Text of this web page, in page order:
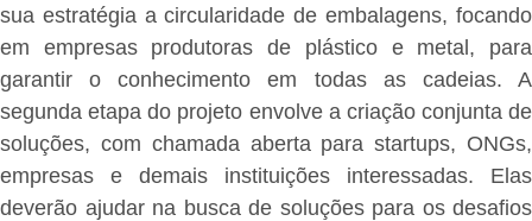
sua estratégia a circularidade de embalagens, focando
em empresas produtoras de plástico e metal, para
garantir o conhecimento em todas as cadeias. A
segunda etapa do projeto envolve a criação conjunta de
soluções, com chamada aberta para startups, ONGs,
empresas e demais instituições interessadas. Elas
deverão ajudar na busca de soluções para os desafios